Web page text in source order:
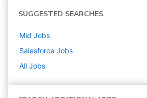
SUGGESTED SEARCHES
Mid Jobs
Salesforce Jobs
All Jobs